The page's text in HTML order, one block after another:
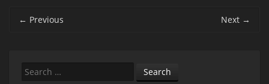
Post navigation
← Previous Next →
Search